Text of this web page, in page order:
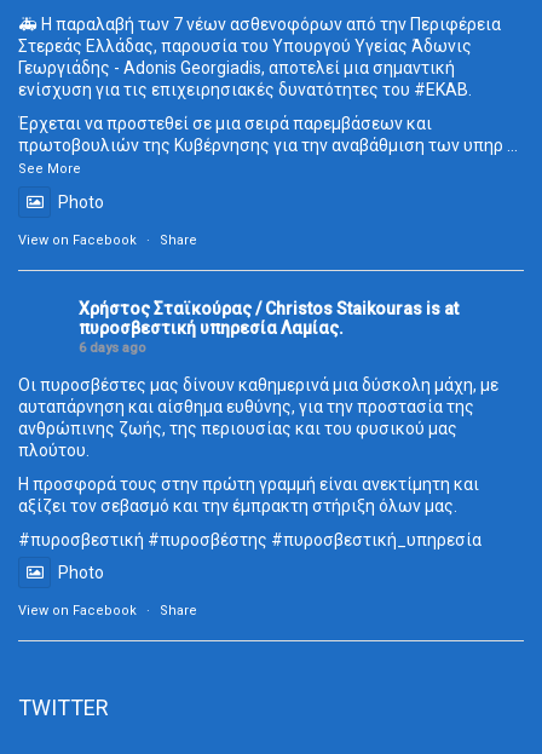
🚑 Η παραλαβή των 7 νέων ασθενοφόρων από την Περιφέρεια
Στερεάς Ελλάδας, παρουσία του Υπουργού Υγείας Άδωνις
Γεωργιάδης - Adonis Georgiadis, αποτελεί μια σημαντική
ενίσχυση για τις επιχειρησιακές δυνατότητες του #ΕΚΑΒ.
Έρχεται να προστεθεί σε μια σειρά παρεμβάσεων και
πρωτοβουλιών της Κυβέρνησης για την αναβάθμιση των υπηρ ...
See More
Photo
View on Facebook · Share
Χρήστος Σταϊκούρας / Christos Staikouras is at
πυροσβεστική υπηρεσία Λαμίας.
6 days ago
Οι πυροσβέστες μας δίνουν καθημερινά μια δύσκολη μάχη, με
αυταπάρνηση και αίσθημα ευθύνης, για την προστασία της
ανθρώπινης ζωής, της περιουσίας και του φυσικού μας
πλούτου.
Η προσφορά τους στην πρώτη γραμμή είναι ανεκτίμητη και
αξίζει τον σεβασμό και την έμπρακτη στήριξη όλων μας.
#πυροσβεστική #πυροσβέστης #πυροσβεστική_ υπηρεσία
Photo
View on Facebook · Share
TWITTER